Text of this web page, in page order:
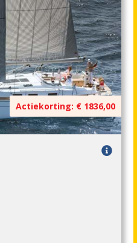
Actiekorting: € 1836,00